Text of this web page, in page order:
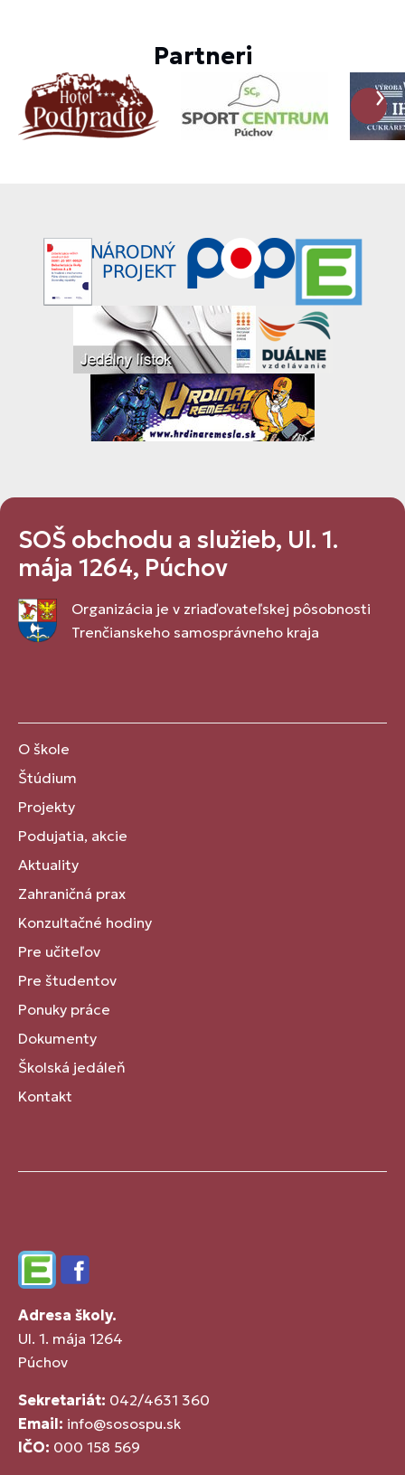
Partneri
SOŠ obchodu a služieb, Ul. 1.
mája 1264, Púchov
Organizácia je v zriaďovateľskej pôsobnosti
Trenčianskeho samosprávneho kraja
O škole
Štúdium
Projekty
Podujatia, akcie
Aktuality
Zahraničná prax
Konzultačné hodiny
Pre učiteľov
Pre študentov
Ponuky práce
Dokumenty
Školská jedáleň
Kontakt
EdupageFacebook
Adresa školy.
Ul. 1. mája 1264
Púchov
Sekretariát: 042/4631 360
Email: info@sosospu.sk
IČO: 000 158 569